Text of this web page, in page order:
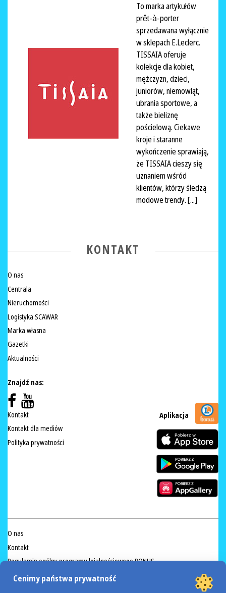
To marka artykułów
prêt-à-porter
sprzedawana wyłącznie
w sklepach E.Leclerc.
TISSAIA oferuje
kolekcje dla kobiet,
mężczyzn, dzieci,
juniorów, niemowląt,
ubrania sportowe, a
także bieliznę
pościelową. Ciekawe
kroje i staranne
wykończenie sprawiają,
że TISSAIA cieszy się
uznaniem wśród
klientów, którzy śledzą
modowe trendy. [...]
KONTAKT
O nas
Centrala
Nieruchomości
Logistyka SCAWAR
Marka własna
Gazetki
Aktualności
Znajdź nas:
Kontakt
Kontakt dla mediów
Polityka prywatności
Aplikacja
O nas
Kontakt
Regulamin ogólny programu lojalnościowego BONUS
Informacja na temat sprzedaży żywych ryb
Cenimy państwa prywatność